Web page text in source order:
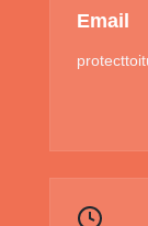
Email